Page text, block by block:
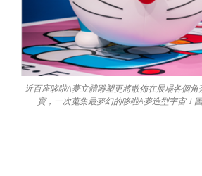
近百座哆啦A夢立體雕塑更將散佈在展場各個
寶，一次蒐集最夢幻的哆啦A夢造型宇宙！